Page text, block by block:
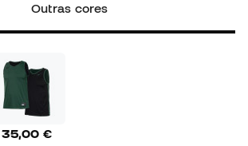
Outras cores
35,00 €